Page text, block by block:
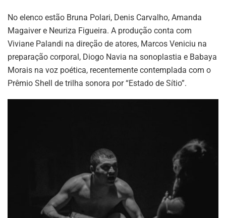
No elenco estão Bruna Polari, Denis Carvalho, Amanda
Magaiver e Neuriza Figueira. A produção conta com
Viviane Palandi na direção de atores, Marcos Veniciu na
preparação corporal, Diogo Navia na sonoplastia e Babaya
Morais na voz poética, recentemente contemplada com o
Prêmio Shell de trilha sonora por “Estado de Sítio”.